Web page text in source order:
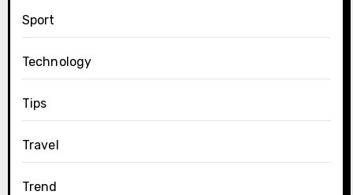
Sport
Technology
Tips
Travel
Trend